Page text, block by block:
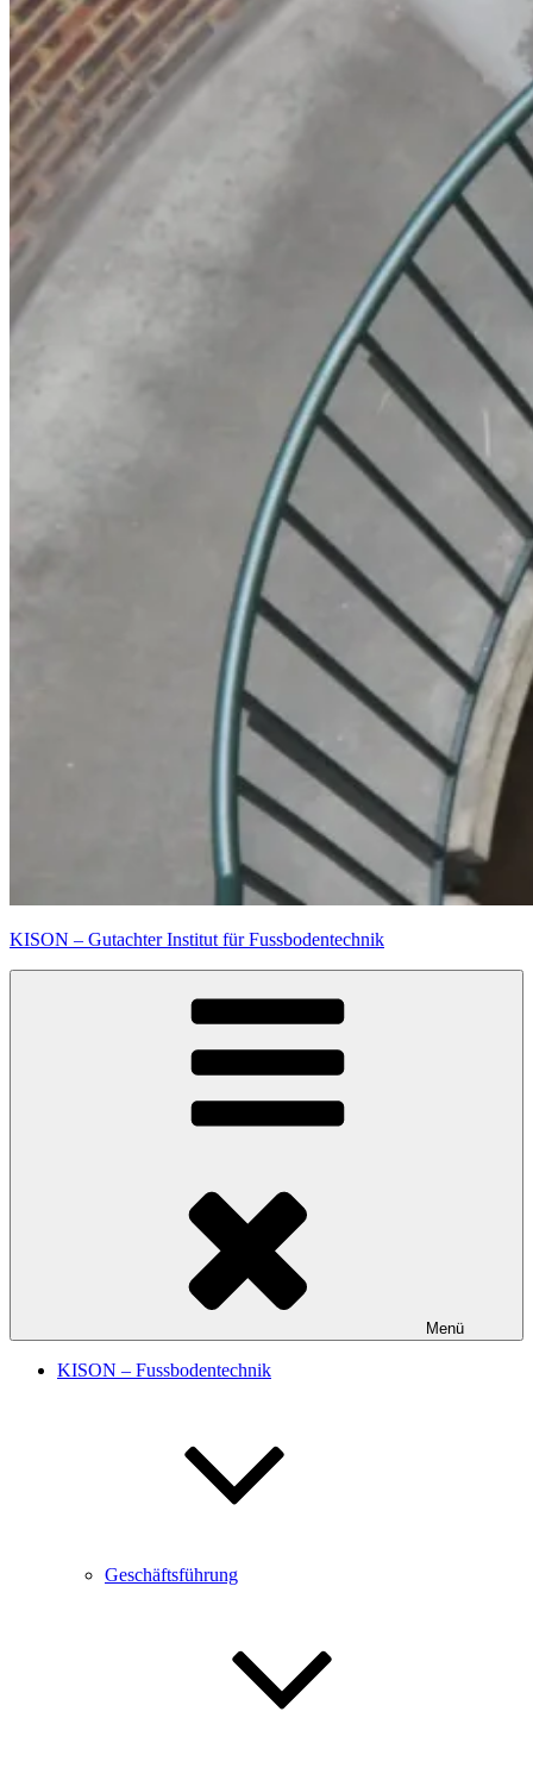
KISON – Gutachter Institut für Fussbodentechnik
Menü
KISON – Fussbodentechnik
Geschäftsführung